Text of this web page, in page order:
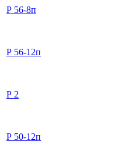
Р 56-8п
Р 56-12п
Р 2
Р 50-12п